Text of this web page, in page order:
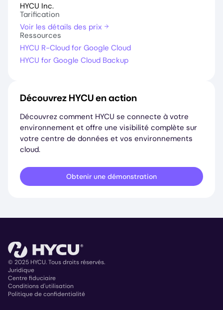
HYCU Inc.
Tarification
Voir les détails des prix
Ressources
HYCU R-Cloud for Google Cloud
HYCU for Google Cloud Backup
Découvrez HYCU en action
Découvrez comment HYCU se connecte à votre
environnement et offre une visibilité complète sur
votre centre de données et vos environnements
cloud.
Obtenir une démonstration
Copyright
© 2025 HYCU. Tous droits réservés.
Juridique
Centre fiduciaire
Conditions d'utilisation
Politique de confidentialité